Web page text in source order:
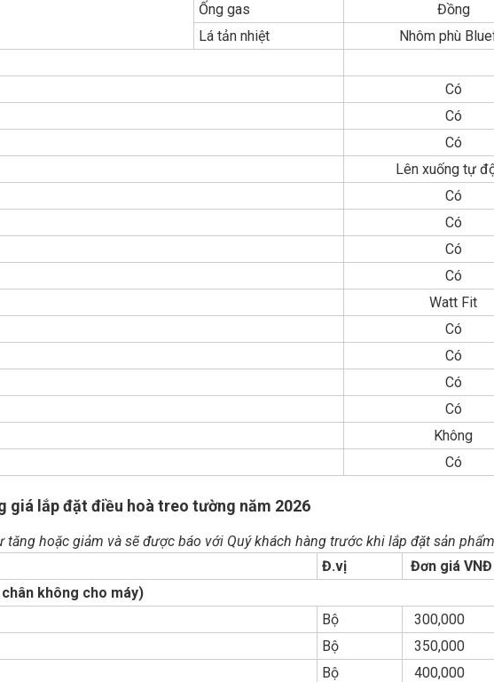
Ống gas
Đồng
Lá tản nhiệt
Nhôm phù
Có
Có
Có
Lên xuống tự
Có
Có
Có
Có
Watt Fit
Có
Có
Có
Có
Không
Có
giá lắp đặt điều hoà treo tường năm 2026
tăng hoặc giảm và sẽ được báo với Quý khách hàng trước khi lắp đặt sản
Đ.vị
Đơn giá VNĐ
không cho máy)
Bộ
300,000
Bộ
350,000
Bộ
400,000